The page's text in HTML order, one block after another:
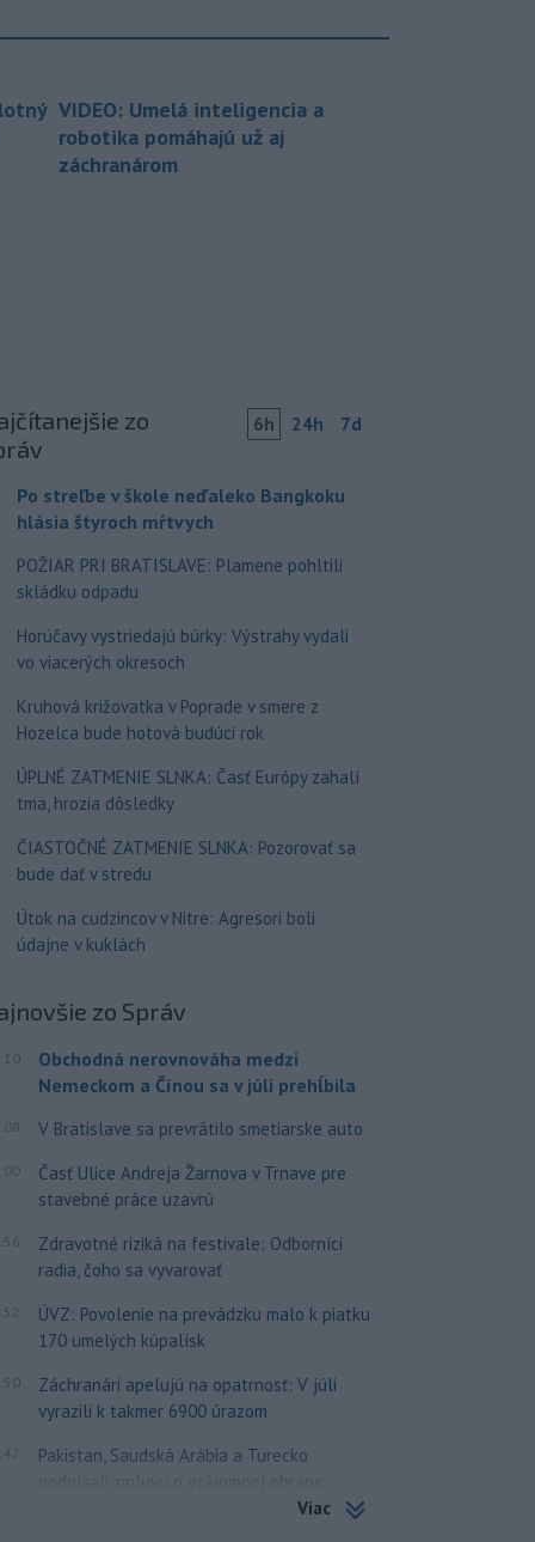
VIDEO: Umelá inteligencia a
robotika pomáhajú už aj
záchranárom
zo
6h 24h 7d
Po streľbe v škole neďaleko Bangkoku
hlásia štyroch mŕtvych
POŽIAR PRI BRATISLAVE: Plamene pohltili
skládku odpadu
Horúčavy vystriedajú búrky: Výstrahy vydali
vo viacerých okresoch
Kruhová križovatka v Poprade v smere z
Hozelca bude hotová budúci rok
ÚPLNÉ ZATMENIE SLNKA: Časť Európy zahalí
tma, hrozia dôsledky
ČIASTOČNÉ ZATMENIE SLNKA: Pozorovať sa
bude dať v stredu
Útok na cudzincov v Nitre: Agresori boli
údajne v kuklách
zo Správ
Obchodná nerovnováha medzi
Nemeckom a Čínou sa v júli prehĺbila
V Bratislave sa prevrátilo smetiarske auto
Časť Ulice Andreja Žarnova v Trnave pre
stavebné práce uzavrú
Zdravotné riziká na festivale: Odborníci
radia, čoho sa vyvarovať
ÚVZ: Povolenie na prevádzku malo k piatku
170 umelých kúpalísk
Záchranári apelujú na opatrnosť: V júli
vyrazili k takmer 6900 úrazom
Pakistan, Saudská Arábia a Turecko
podpísali zmluvu o vzájomnej obrane
Viac